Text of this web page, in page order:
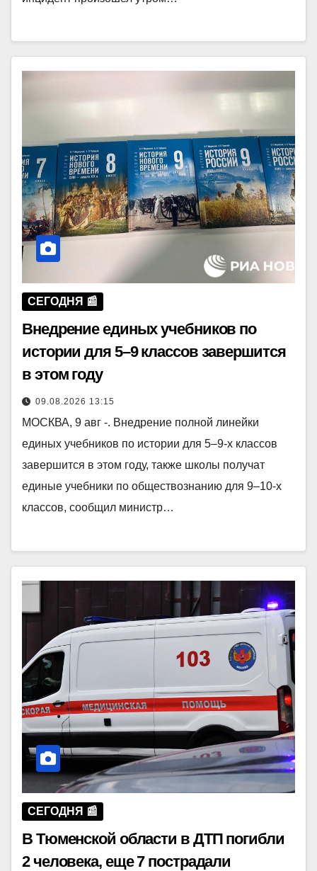
СЕГОДНЯ 📰
Внедрение единых учебников по
истории для 5–9 классов завершится
в этом году
09.08.2026 13:15
МОСКВА, 9 авг -. Внедрение полной линейки
единых учебников по истории для 5–9-х классов
завершится в этом году, также школы получат
единые учебники по обществознанию для 9–10-х
классов, сообщил министр…
СЕГОДНЯ 📰
В Тюменской области в ДТП погибли
2 человека, еще 7 пострадали